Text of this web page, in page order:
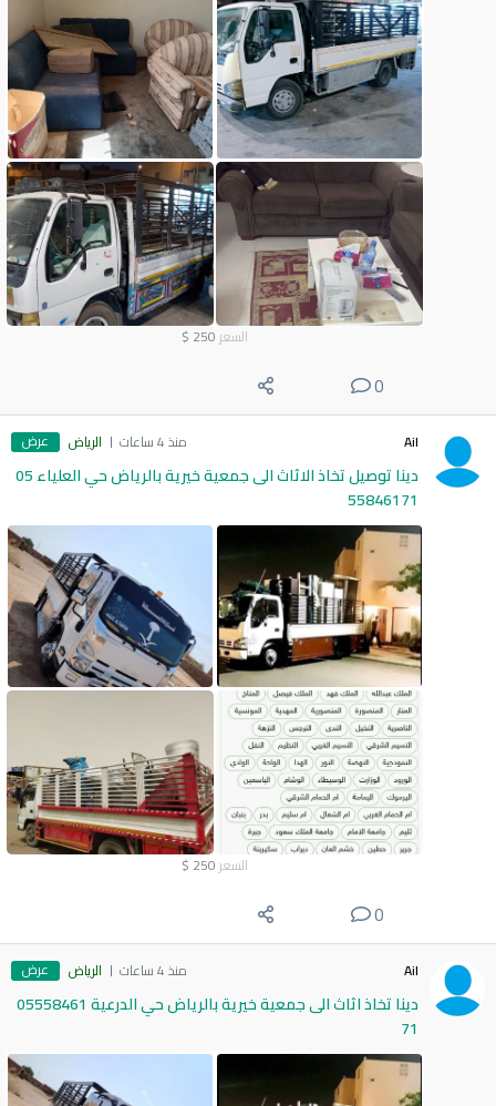
السعر 250
$
0
Ail منذ 4 ساعات الرياض عرض
دينا توصيل تخاذ الاثاث الى جمعية خيرية بالرياض حي العلياء 05
55846171
السعر 250
$
0
Ail منذ 4 ساعات الرياض عرض
دينا تخاذ اثاث الى جمعية خيرية بالرياض حي الدرعية 05558461
71